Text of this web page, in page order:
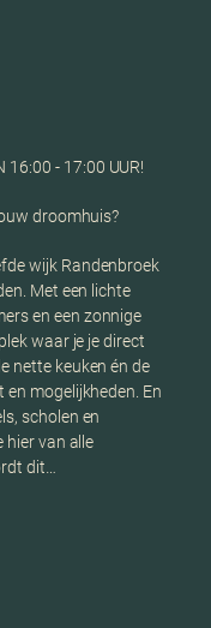
16:00 - 17:00 UUR!
droomhuis?
wijk Randenbroek
Met een lichte
en een zonnige
waar je je direct
nette keuken én de
mogelijkheden. En
scholen en
van alle
dit…